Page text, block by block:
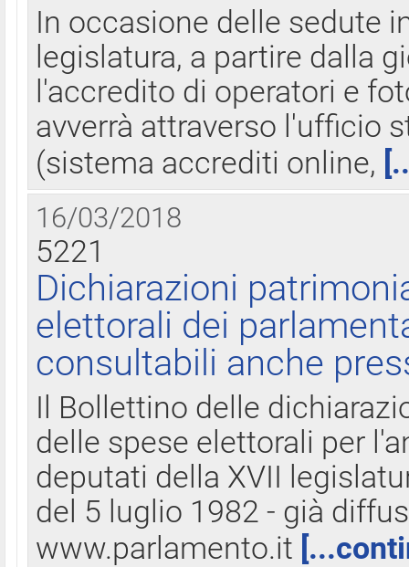
In occasione delle sedute
legislatura, a partire dalla
l'accredito di operatori e
avverrà attraverso l'ufficio
(sistema accrediti online,
16/03/2018
5221
Dichiarazioni
elettorali dei
consultabili anche
Il Bollettino delle
delle spese elettorali per
deputati della XVII
del 5 luglio 1982 - già
www.parlamento.it